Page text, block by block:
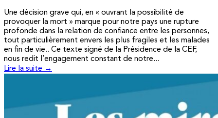
Une décision grave qui, en « ouvrant la possibilité de
provoquer la mort » marque pour notre pays une rupture
profonde dans la relation de confiance entre les personnes,
tout particulièrement envers les plus fragiles et les malades
en fin de vie.. Ce texte signé de la Présidence de la CEF,
nous redit l’engagement constant de notre...
Lire la suite →